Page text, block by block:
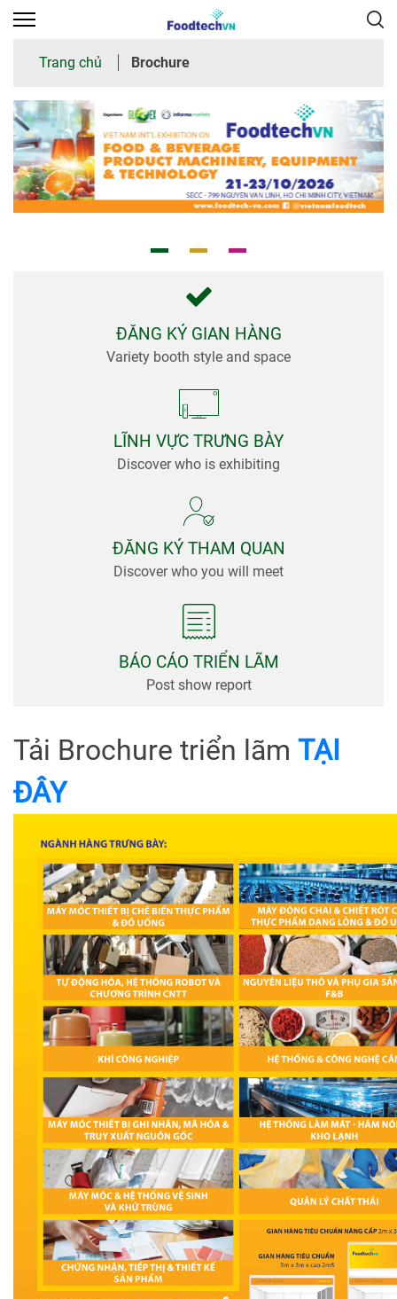
×
Trang
chủ
Giới
thiệu
chung
Trang chủ Brochure
ĐĂNG KÝ GIAN HÀNG
Variety booth style and space
LĨNH VỰC TRƯNG BÀY
Discover who is exhibiting
ĐĂNG KÝ THAM QUAN
Discover who you will meet
BÁO CÁO TRIỂN LÃM
Post show report
Tải Brochure triển lãm TẠI
ĐÂY